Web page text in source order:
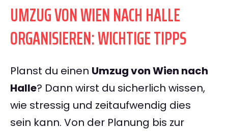
UMZUG VON WIEN NACH HALLE
ORGANISIEREN: WICHTIGE TIPPS
Planst du einen Umzug von Wien nach
Halle? Dann wirst du sicherlich wissen,
wie stressig und zeitaufwendig dies
sein kann. Von der Planung bis zur